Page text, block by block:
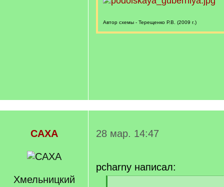
Автор схемы - Терещенко Р.В. (2009 г.)
САХА
Хмельницкий
28 мар. 14:47
pcharny написал: